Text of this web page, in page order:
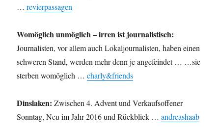
…revierpassagen
Womöglich unmöglich – irren ist journalistisch:
Journalisten, vor allem auch Lokaljournalisten, haben einen
schweren Stand, werden mehr denn je angefeindet … …sie
sterben womöglich …charly&friends
Dinslaken: Zwischen 4. Advent und Verkaufsoffener
Sonntag, Neu im Jahr 2016 und Rückblick …andreashaab